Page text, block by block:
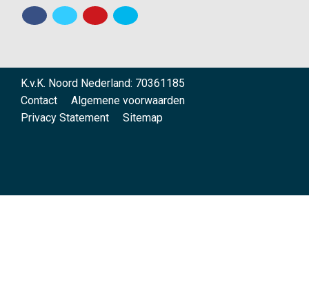
K.v.K. Noord Nederland: 70361185
Contact
Algemene voorwaarden
Privacy Statement
Sitemap